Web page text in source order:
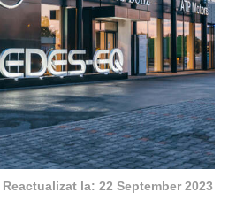
Reactualizat la: 22 September 2023